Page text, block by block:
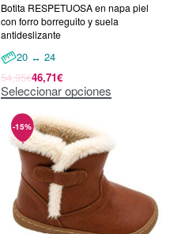
Botita RESPETUOSA en napa piel
con forro borreguito y suela
antideslizante
20 ↔ 24
54,95€46,71€
Seleccionar opciones